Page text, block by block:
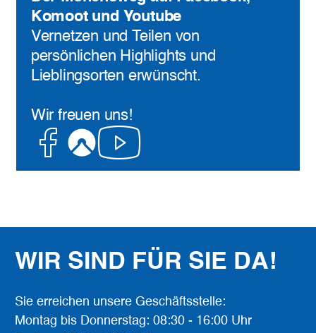
Komoot und Youtube
Vernetzen und Teilen von
persönlichen Highlights und
Lieblingsorten erwünscht.
Wir freuen uns!
Facebook
KomootYoutube
WIR SIND FÜR SIE DA!
Sie erreichen unsere Geschäftsstelle:
Montag bis Donnerstag: 08:30 - 16:00 Uhr